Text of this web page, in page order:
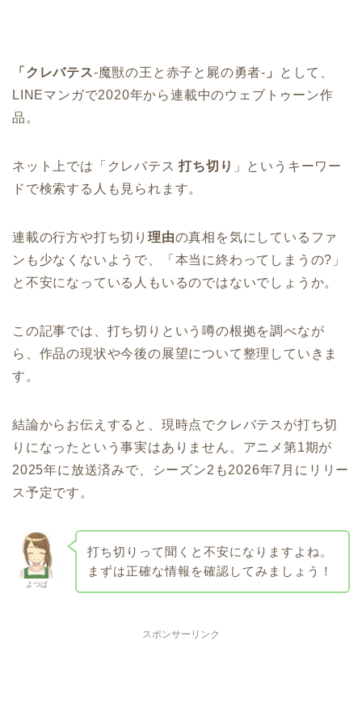
「クレバテス-魔獣の王と赤子と屍の勇者- 」
として、
LINEマンガで2020年から連載中のウェブトゥーン作
品。
ネット上では「クレバテス 打ち切り 」というキーワー
ドで検索する人も見られます。
連載の行方や打ち切り理由の真相を気にしているファ
ンも少なくないようで、「本当に終わってしまうの?」
と不安になっている人もいるのではないでしょうか。
この記事では、打ち切りという噂の根拠を調べなが
ら、作品の現状や今後の展望について整理していきま
す。
結論からお伝えすると、現時点でクレバテスが打ち切
りになったという事実はありません。アニメ第1期が
2025年に放送済みで、シーズン2も2026年7月にリリー
ス予定です。
よつば
打ち切りって聞くと不安になりますよね。
まずは正確な情報を確認してみましょう！
スポンサーリンク